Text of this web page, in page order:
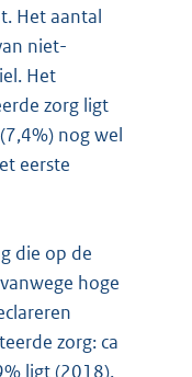
Het aantal
niet-
Het
zorg ligt
nog wel
eerste
die op de
hoge
zorg: ca
ligt (2018).